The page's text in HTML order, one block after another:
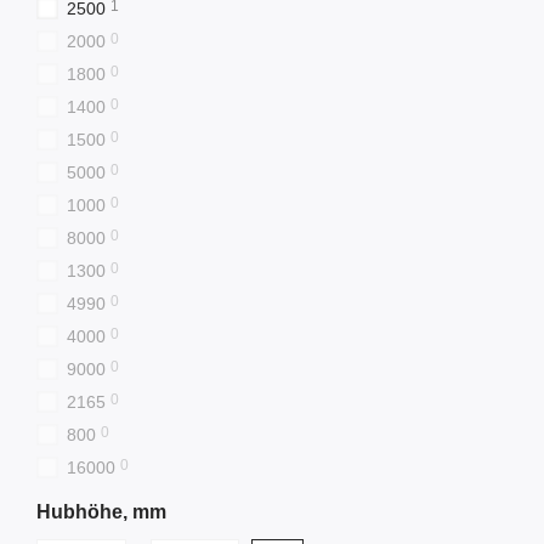
2500 1
2000 0
1800 0
1400 0
1500 0
5000 0
1000 0
8000 0
1300 0
4990 0
4000 0
9000 0
2165 0
800 0
16000 0
Hubhöhe, mm